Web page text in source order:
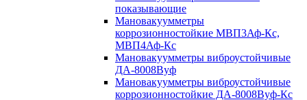
показывающие
Мановакуумметры
коррозионностойкие МВП3Аф-Кс,
МВП4Аф-Кс
Мановакуумметры виброустойчивые
ДА-8008Вуф
Мановакуумметры виброустойчивые
коррозионностойкие ДА-8008Вуф-Кс